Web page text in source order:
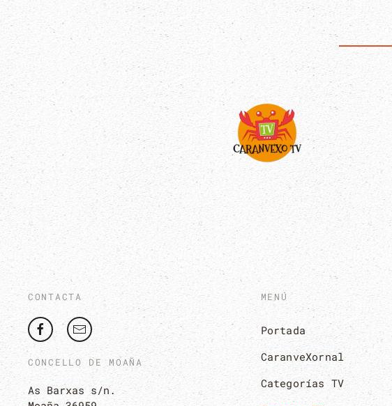
CONTACTA
CONCELLO DE MOAÑA
As Barxas s/n.
MENÚ
Portada
CaranveXornal
Categorías TV